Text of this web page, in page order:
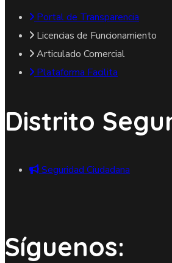
Portal de Transparencia
Licencias de Funcionamiento
Articulado Comercial
Plataforma Facilita
Distrito
Seguridad Ciudadana
Síguenos: